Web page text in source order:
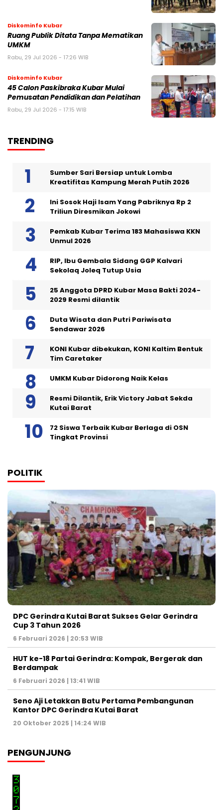
Diskominfo Kubar
Ruang Publik Ditata Tanpa Mematikan
UMKM
Rabu, 29 Jul 2026 - 17:26 WIB
Diskominfo Kubar
45 Calon Paskibraka Kubar Mulai
Pemusatan Pendidikan dan Pelatihan
Rabu, 29 Jul 2026 - 17:15 WIB
TRENDING
Sumber Sari Bersiap untuk Lomba
Kreatifitas Kampung Merah Putih 2026
Ini Sosok Haji Isam Yang Pabriknya Rp 2
Triliun Diresmikan Jokowi
Pemkab Kubar Terima 183 Mahasiswa KKN
Unmul 2026
RIP, Ibu Gembala Sidang GGP Kalvari
Sekolaq Joleq Tutup Usia
25 Anggota DPRD Kubar Masa Bakti 2024-
2029 Resmi dilantik
Duta Wisata dan Putri Pariwisata
Sendawar 2026
KONI Kubar dibekukan, KONI Kaltim Bentuk
Tim Caretaker
UMKM Kubar Didorong Naik Kelas
Resmi Dilantik, Erik Victory Jabat Sekda
Kutai Barat
72 Siswa Terbaik Kubar Berlaga di OSN
Tingkat Provinsi
POLITIK
DPC Gerindra Kutai Barat Sukses Gelar Gerindra
Cup 3 Tahun 2026
6 Februari 2026 | 20:53 WIB
HUT ke-18 Partai Gerindra: Kompak, Bergerak dan
Berdampak
6 Februari 2026 | 13:41 WIB
Seno Aji Letakkan Batu Pertama Pembangunan
Kantor DPC Gerindra Kutai Barat
20 Oktober 2025 | 14:24 WIB
PENGUNJUNG